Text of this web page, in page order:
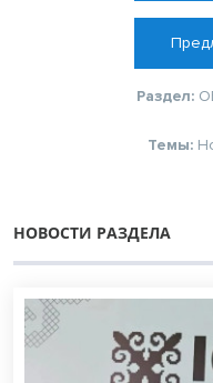
Раздел:
Темы:
НОВОСТИ РАЗДЕЛА